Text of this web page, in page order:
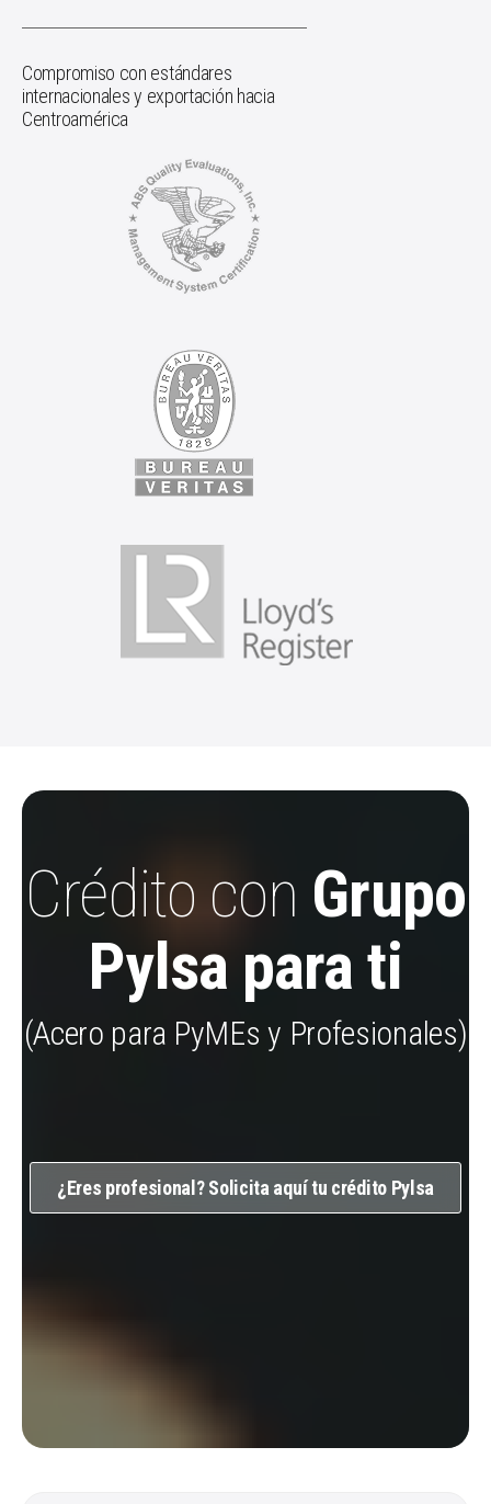
Compromiso con estándares
internacionales y exportación hacia
Centroamérica
Crédito con Grupo
Pylsa para ti
(Acero para PyMEs y Profesionales)
¿Eres profesional?Solicita aquí tu crédito Pylsa